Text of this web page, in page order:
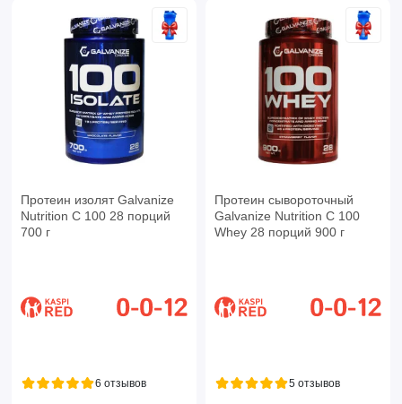
Протеин изолят Galvanize
Nutrition C 100 28 порций
700 г
6 отзывов
Протеин сывороточный
Galvanize Nutrition C 100
Whey 28 порций 900 г
5 отзывов